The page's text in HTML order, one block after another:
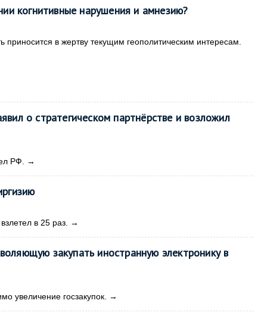
когнитивные нарушения и амнезию?
приносится в жертву текущим геополитическим интересам.
о стратегическом партнёрстве и возложил
РФ. →
в 25 раз. →
закупать иностранную электронику в
увеличение госзакупок. →